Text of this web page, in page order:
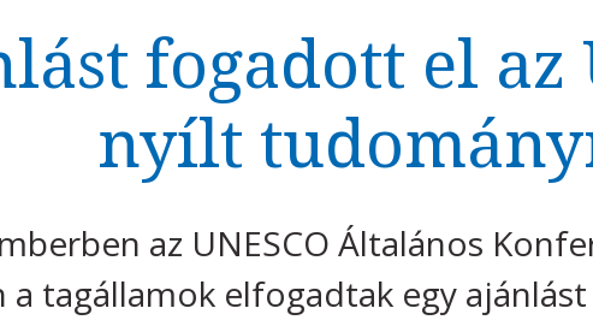
fogadott el az
nyílt
az UNESCO Általános
a tagállamok elfogadtak egy